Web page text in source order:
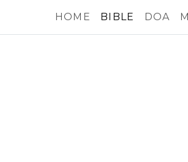
HOME BIBLE DOA